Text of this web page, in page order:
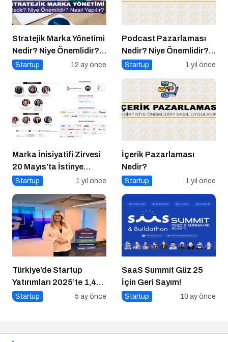
Stratejik Marka Yönetimi
Nedir? Niye Önemlidir?
Stratejik Marka Yönetimi
Startup 12 ay önce
Podcast Pazarlaması
Nedir? Niye Önemlidir?
Podcast Pazarlaması
Startup 1 yıl önce
Marka İnisiyatifi Zirvesi
20 Mayıs’ta İstinye
Üniversitesi’nde!
Startup 1 yıl önce
İçerik Pazarlaması
Nedir?
Startup 1 yıl önce
Türkiye’de Startup
Yatırımları 2025’te 1,4
Milyar Dolara Ulaştı
Startup 5 ay önce
SaaS Summit Güz 25
İçin Geri Sayım!
Startup 10 ay önce